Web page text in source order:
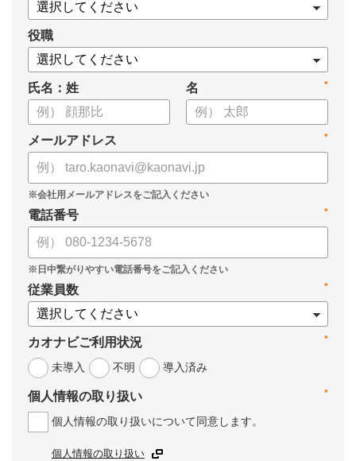
・7つの選定ポイント
についてまとめましたので、ぜひお役立てください。
役職
氏名：姓 *
名
*
メールアドレス
*
電話番号
*
従業員数
*
カオナビご利用状況
未導入
不明 導入済み
*
個人情報の取り扱い
個人情報の取り扱いについて同意します。
個人情報の取り扱い